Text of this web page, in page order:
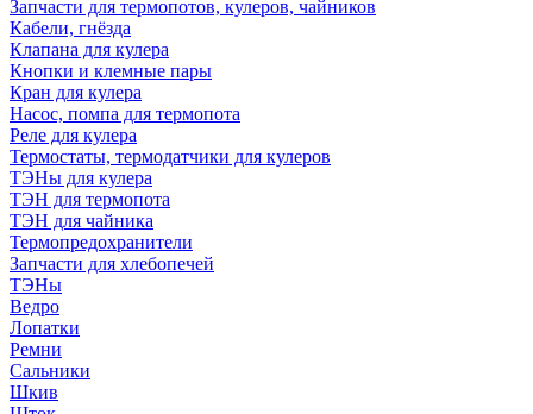
Запчасти для термопотов, кулеров, чайников
Кабели, гнёзда
Клапана для кулера
Кнопки и клемные пары
Кран для кулера
Насос, помпа для термопота
Реле для кулера
Термостаты, термодатчики для кулеров
ТЭНы для кулера
ТЭН для термопота
ТЭН для чайника
Термопредохранители
Запчасти для хлебопечей
ТЭНы
Ведро
Лопатки
Ремни
Сальники
Шкив